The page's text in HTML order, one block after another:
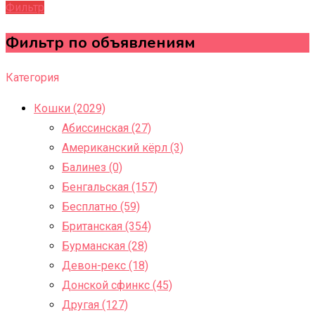
Фильтр
Фильтр по объявлениям
Категория
Кошки (2029)
Абиссинская (27)
Американский кёрл (3)
Балинез (0)
Бенгальская (157)
Бесплатно (59)
Британская (354)
Бурманская (28)
Девон-рекс (18)
Донской сфинкс (45)
Другая (127)